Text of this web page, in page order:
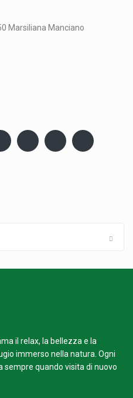
Marsiliana Manciano
il relax, la bellezza e la
immerso nella natura. Ogni
sempre quando visita di nuovo